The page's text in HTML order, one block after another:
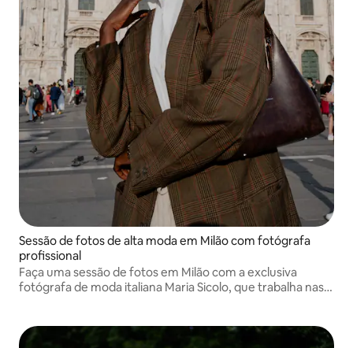
Sessão de fotos de alta moda em Milão com fotógrafa
profissional
Faça uma sessão de fotos em Milão com a exclusiva
fotógrafa de moda italiana Maria Sicolo, que trabalha nas
cidade para fotos com qualidade de revista.